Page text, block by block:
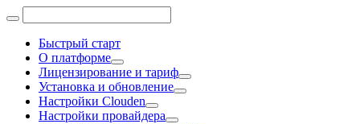
Быстрый старт
О платформе
Лицензирование и тариф
Установка и обновление
Настройки Clouden
Настройки провайдера